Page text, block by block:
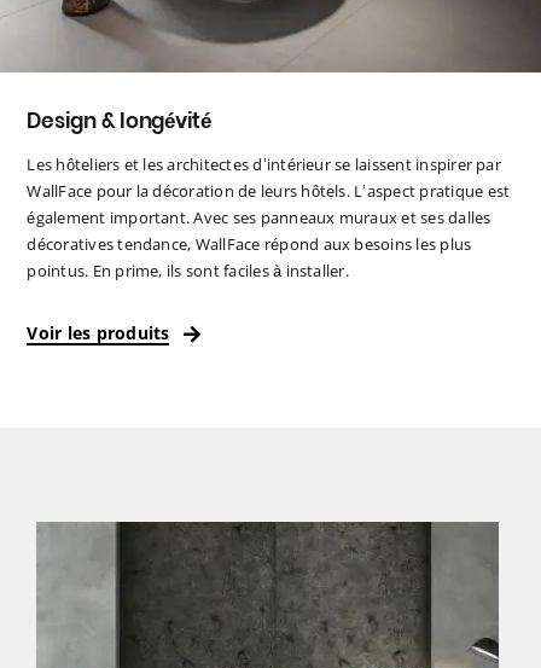
Design & longévité
Les hôteliers et les architectes d’intérieur se laissent inspirer par
WallFace pour la décoration de leurs hôtels. L’aspect pratique est
également important. Avec ses panneaux muraux et ses dalles
décoratives tendance, WallFace répond aux besoins les plus
pointus. En prime, ils sont faciles à installer.
Voir les produits